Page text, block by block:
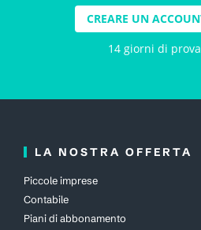
CREARE UN
14 giorni di
LA NOSTRA OFFERTA
Piccole imprese
Contabile
Piani di abbonamento